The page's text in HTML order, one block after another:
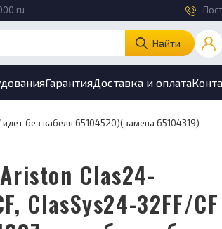
Найти
ГарантияДоставка и оплата
без кабеля 65104520)(замена 65104319)
ClasSys24-32FF/CF